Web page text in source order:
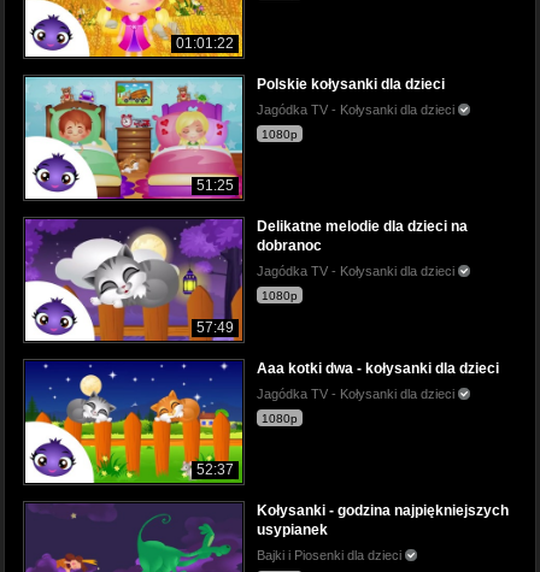
01:01:22
51:25
Polskie kołysanki dla dzieci
Jagódka TV - Kołysanki dla dzieci
1080p
57:49
Delikatne melodie dla dzieci na
dobranoc
Jagódka TV - Kołysanki dla dzieci
1080p
52:37
Aaa kotki dwa - kołysanki dla dzieci
Jagódka TV - Kołysanki dla dzieci
1080p
Kołysanki - godzina najpiękniejszych
usypianek
Bajki i Piosenki dla dzieci